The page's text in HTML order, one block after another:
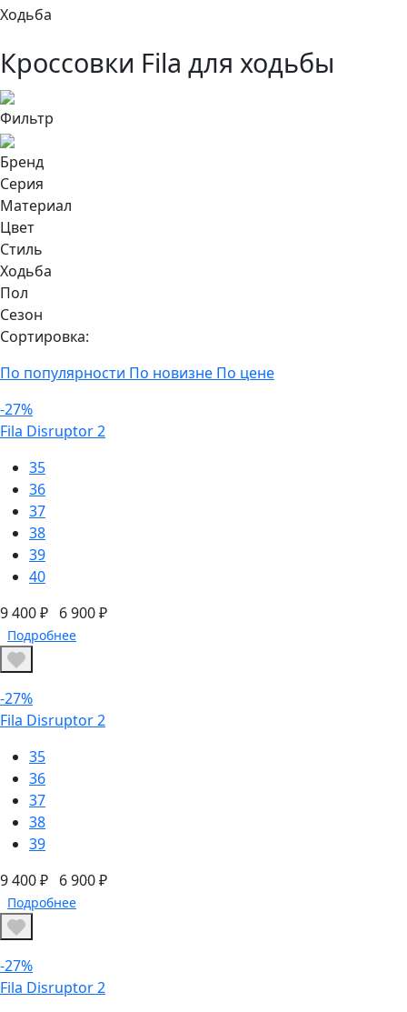
Ходьба
Кроссовки Fila для ходьбы
Фильтр
Бренд
Серия
Материал
Цвет
Стиль
Ходьба
Пол
Сезон
Сортировка:
По популярности По новизне По цене
-27%
Fila Disruptor 2
35
36
37
38
39
40
9 400 ₽ 6 900 ₽
Подробнее
-27%
Fila Disruptor 2
35
36
37
38
39
9 400 ₽ 6 900 ₽
Подробнее
-27%
Fila Disruptor 2